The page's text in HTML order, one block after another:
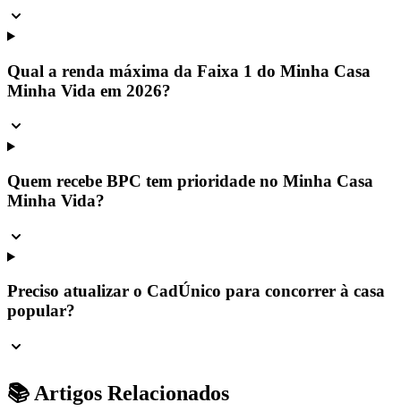
Qual a renda máxima da Faixa 1 do Minha Casa
Minha Vida em 2026?
Quem recebe BPC tem prioridade no Minha Casa
Minha Vida?
Preciso atualizar o CadÚnico para concorrer à casa
popular?
📚 Artigos Relacionados